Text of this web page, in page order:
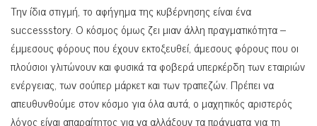
Την ίδια στιγμή, το αφήγημα της κυβέρνησης είναι ένα
successstory. Ο κόσμος όμως ζει μιαν άλλη πραγματικότητα –
έμμεσους φόρους που έχουν εκτοξευθεί, άμεσους φόρους που οι
πλούσιοι γλιτώνουν και φυσικά τα φοβερά υπερκέρδη των εταιριών
ενέργειας, των σούπερ μάρκετ και των τραπεζών. Πρέπει να
απευθυνθούμε στον κόσμο για όλα αυτά, ο μαχητικός αριστερός
λόγος είναι απαραίτητος για να αλλάξουν τα πράγματα για τη